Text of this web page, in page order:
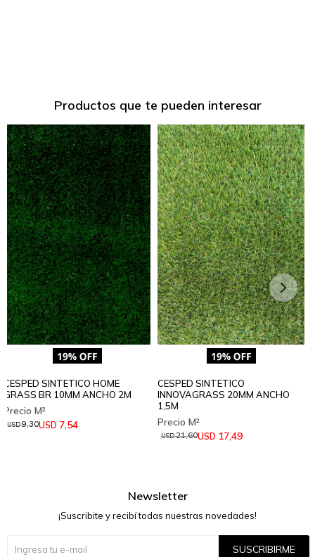
Productos que te pueden interesar
CESPED SINTETICO HOME
GRASS BR 10MM ANCHO 2M
USD 7,54
USD9,30
CESPED SINTETICO
INNOVAGRASS 20MM ANCHO
1,5M
USD 17,49
USD21,60
Newsletter
¡Suscribite y recibí todas nuestras novedades!
SUSCRIBIRME